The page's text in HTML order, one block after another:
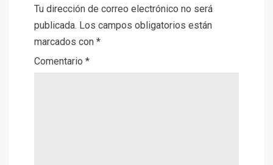
Tu dirección de correo electrónico no será
publicada. Los campos obligatorios están
marcados con *
Comentario *